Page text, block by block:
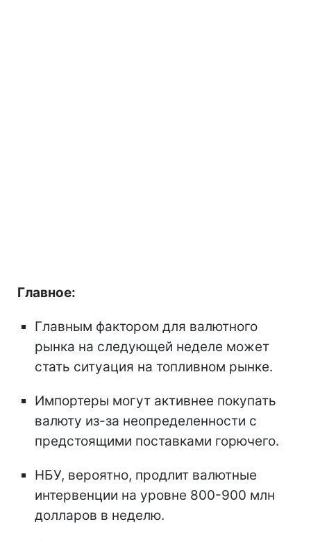
Главное:
Главным фактором для валютного
рынка на следующей неделе может
стать ситуация на топливном рынке.
Импортеры могут активнее покупать
валюту из-за неопределенности с
предстоящими поставками горючего.
НБУ, вероятно, продлит валютные
интервенции на уровне 800-900 млн
долларов в неделю.